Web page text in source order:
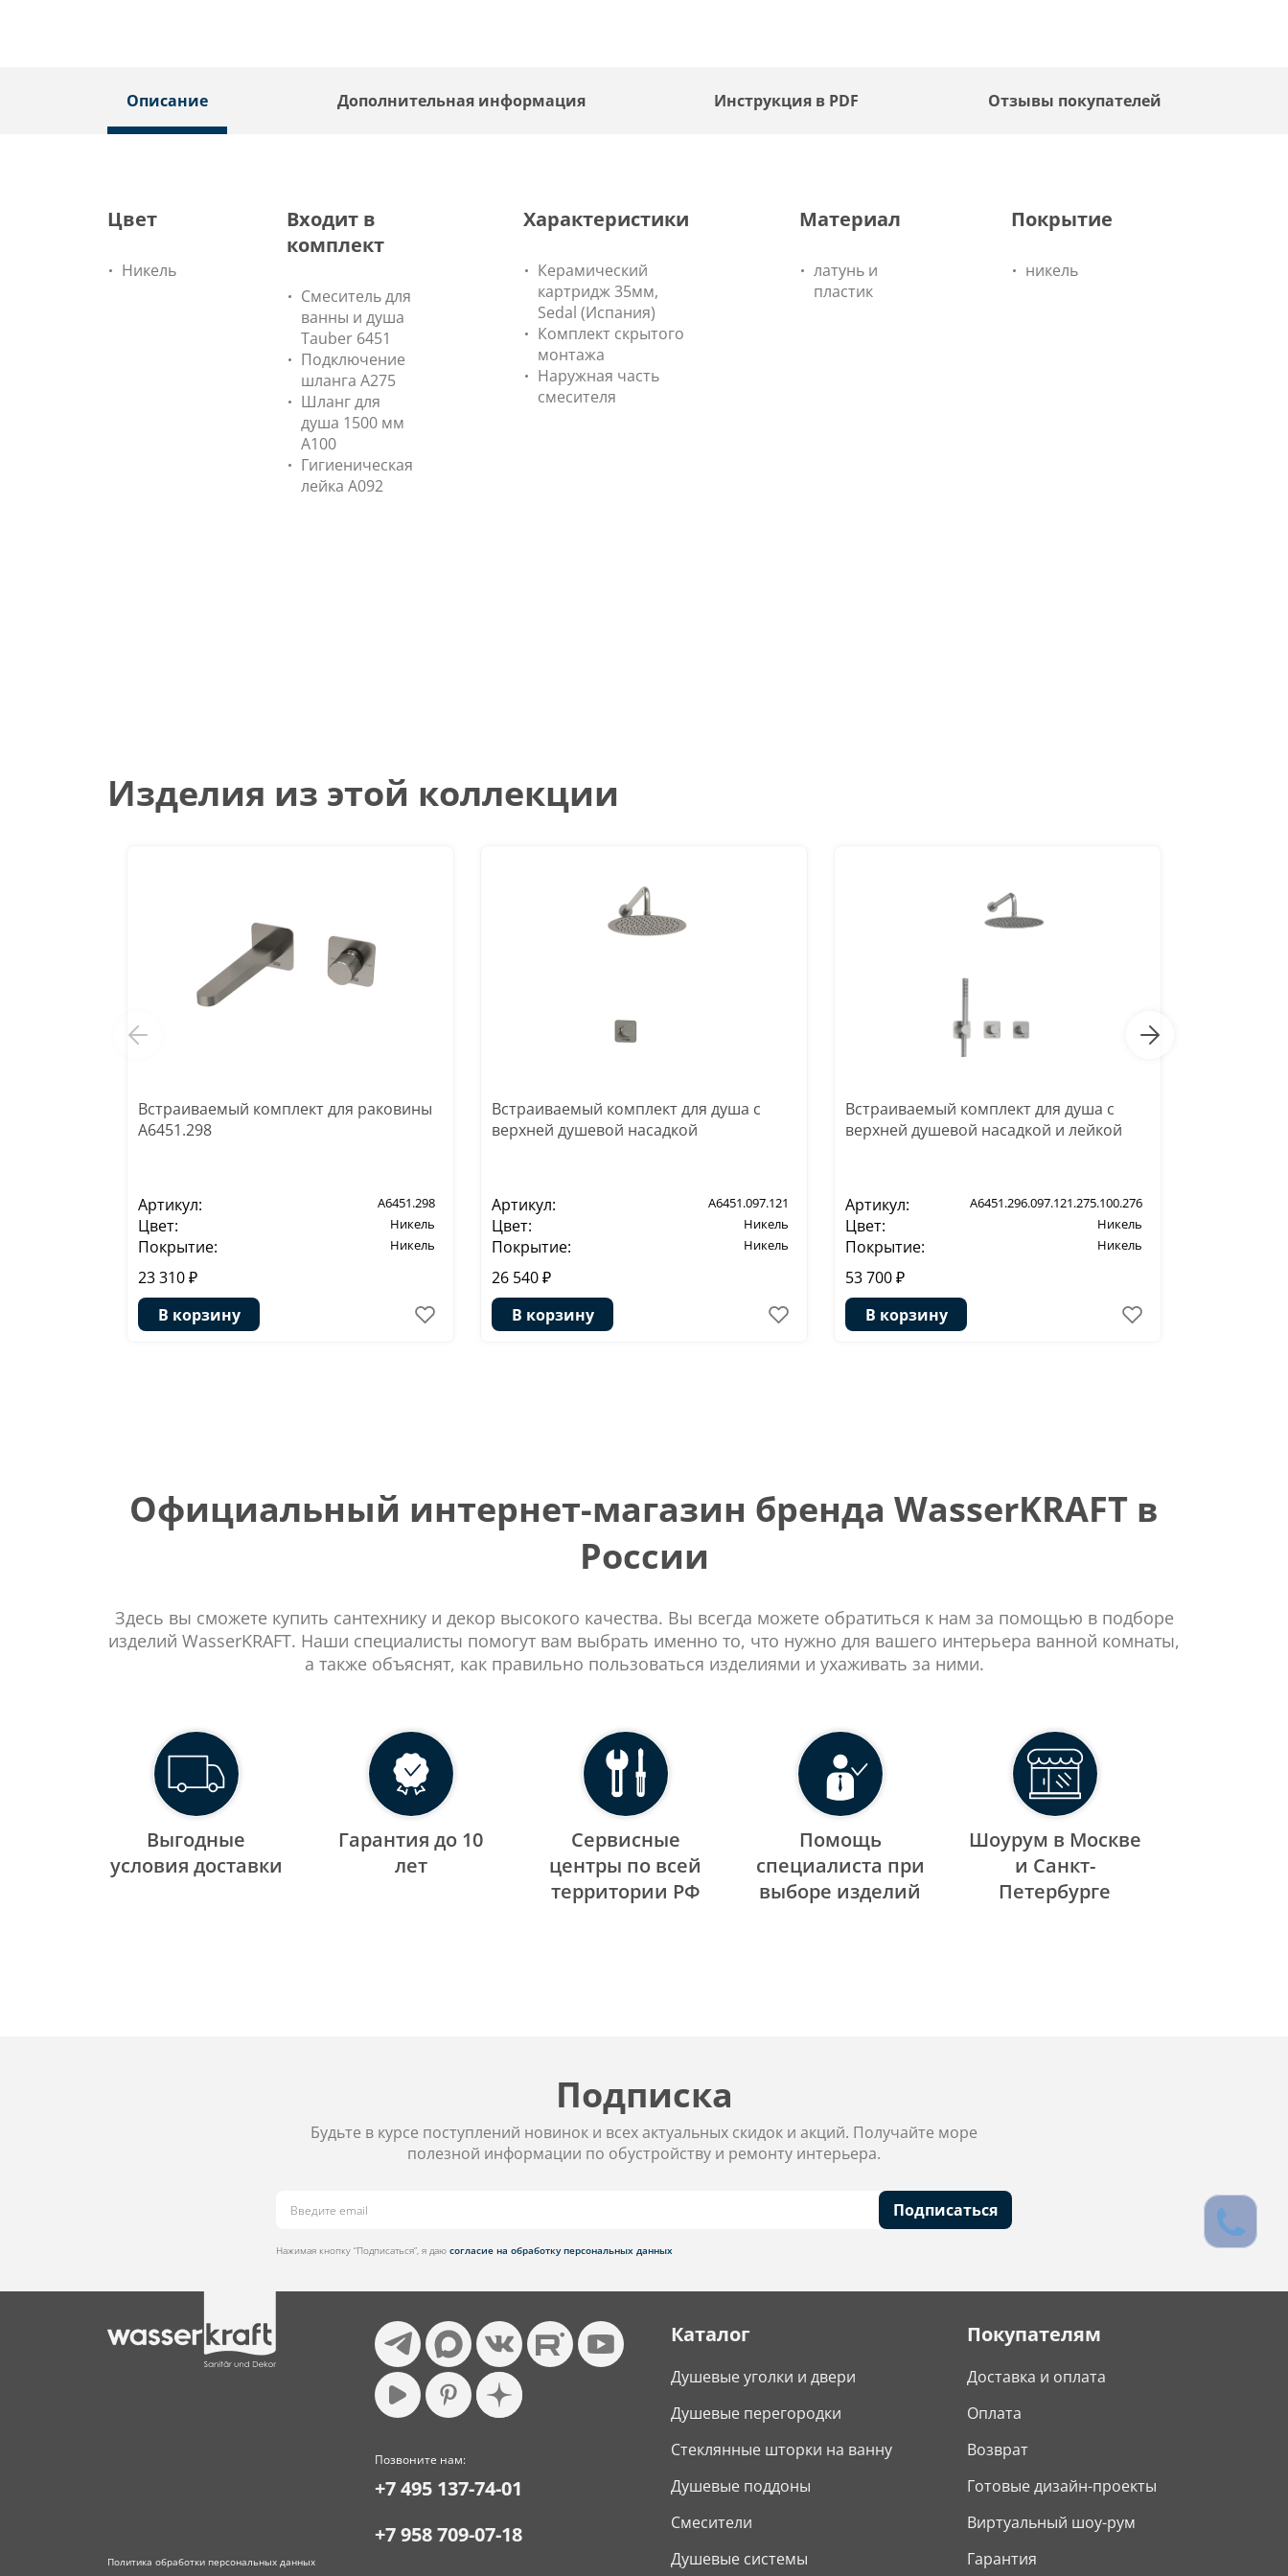
Описание Дополнительная информация Инструкция в PDF Отзывы покупателей
Цвет
Никель
Входит в
комплект
Смеситель для
ванны и душа
Tauber 6451
Подключение
шланга A275
Шланг для
душа 1500 мм
A100
Гигиеническая
лейка A092
Характеристики
Керамический
картридж 35мм,
Sedal (Испания)
Комплект скрытого
монтажа
Наружная часть
смесителя
Материал
латунь и
пластик
Покрытие
никель
Изделия из этой коллекции
Встраиваемый комплект для раковины
A6451.298
Артикул: A6451.298
Цвет: Никель
Покрытие: Никель
23 310 ₽
В корзину
Встраиваемый комплект для душа с
верхней душевой насадкой
Артикул: A6451.097.121
Цвет: Никель
Покрытие: Никель
26 540 ₽
В корзину
Встраиваемый комплект для душа с
верхней душевой насадкой и лейкой
Артикул: A6451.296.097.121.275.100.276
Цвет: Никель
Покрытие: Никель
53 700 ₽
В корзину
Официальный интернет-магазин бренда WasserKRAFT в
России
Здесь вы сможете купить сантехнику и декор высокого качества. Вы всегда можете обратиться к нам за помощью в подборе
изделий WasserKRAFT. Наши специалисты помогут вам выбрать именно то, что нужно для вашего интерьера ванной комнаты,
а также объяснят, как правильно пользоваться изделиями и ухаживать за ними.
Выгодные
уcловия доставки
Гарантия до 10
лет
Сервисные
центры по всей
территории РФ
Помощь
специалиста при
выборе изделий
Шоурум в Москве
и Санкт-
Петербурге
Подписка
Будьте в курсе поступлений новинок и всех актуальных скидок и акций. Получайте море
полезной информации по обустройству и ремонту интерьера.
Подписаться
Нажимая кнопку “Подписаться”, я даю согласие на обработку персональных данных
Политика обработки персональных данных
Позвоните нам:
+7 495 137-74-01
+7 958 709-07-18
Каталог
Душевые уголки и двери
Душевые перегородки
Стеклянные шторки на ванну
Душевые поддоны
Смесители
Душевые системы
Покупателям
Доставка и оплата
Оплата
Возврат
Готовые дизайн-проекты
Виртуальный шоу-рум
Гарантия